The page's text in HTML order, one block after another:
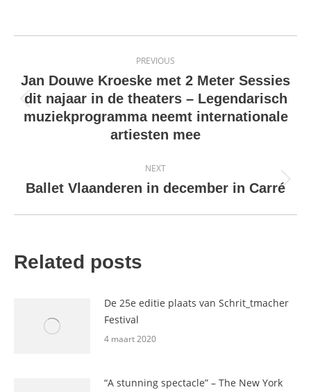
navigation
PREVIOUS
Previous
post:
Jan Douwe Kroeske met 2 Meter Sessies
dit najaar in de theaters – Legendarisch
muziekprogramma neemt internationale
artiesten mee
NEXT
Next
Ballet Vlaanderen in december in Carré
Related posts
De 25e editie plaats van Schrit_tmacher
Festival
4 maart 2020
“A stunning spectacle” – The New York